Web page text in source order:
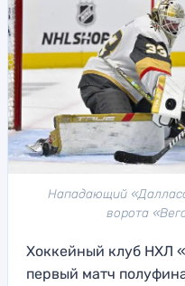
Нападающий
ворота
Хоккейный клуб НХЛ
первый матч